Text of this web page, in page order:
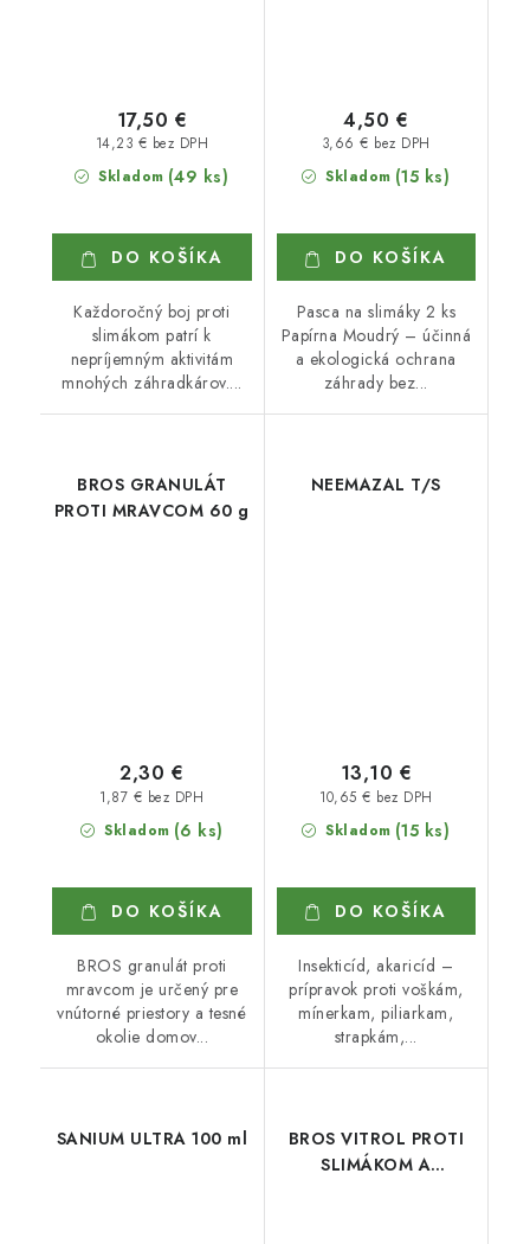
Skladom (49 ks)
14,23 € bez DPH
17,50 €
DO KOŠÍKA
Každoročný boj proti
slimákom patrí k
nepríjemným aktivitám
mnohých záhradkárov....
Skladom (15 ks)
3,66 € bez DPH
4,50 €
DO KOŠÍKA
Pasca na slimáky 2 ks
Papírna Moudrý – účinná
a ekologická ochrana
záhrady bez...
BROS GRANULÁT
PROTI MRAVCOM 60 g
Skladom (6 ks)
1,87 € bez DPH
2,30 €
DO KOŠÍKA
BROS granulát proti
mravcom je určený pre
vnútorné priestory a tesné
okolie domov...
NEEMAZAL T/S
Skladom (15 ks)
10,65 € bez DPH
13,10 €
DO KOŠÍKA
Insekticíd, akaricíd –
prípravok proti voškám,
mínerkam, piliarkam,
strapkám,...
SANIUM ULTRA 100 ml
BROS VITROL PROTI
SLIMÁKOM A